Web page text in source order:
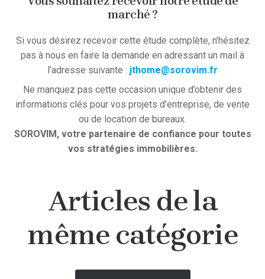
marché ?
Si vous désirez recevoir cette étude complète, n’hésitez
pas à nous en faire la demande en adressant un mail à
l’adresse suivante : jthome@sorovim.fr
Ne manquez pas cette occasion unique d’obtenir des
informations clés pour vos projets d’entreprise, de vente
ou de location de bureaux.
SOROVIM, votre partenaire de confiance pour toutes
vos stratégies immobilières.
Articles de la
même catégorie